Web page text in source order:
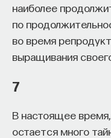
наиболее
по
во время
выращивания
7
В настоящее
остается много
Внеси